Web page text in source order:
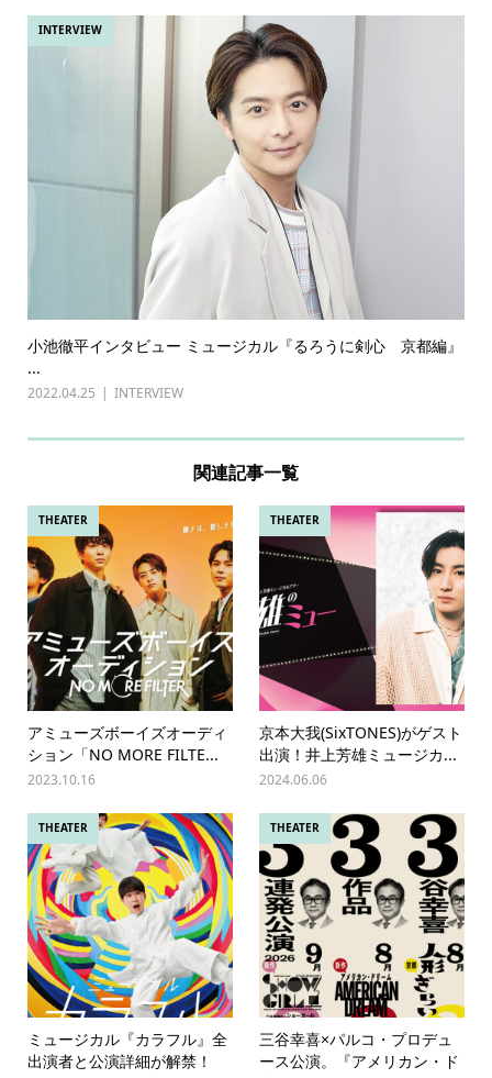
INTERVIEW
小池徹平インタビュー ミュージカル『るろうに剣心 京都編』
...
2022.04.25 INTERVIEW
関連記事一覧
THEATER
アミューズボーイズオーディ
ション「NO MORE FILTE...
2023.10.16
THEATER
京本大我(SixTONES)がゲスト
出演！井上芳雄ミュージカ...
2024.06.06
THEATER
ミュージカル『カラフル』全
出演者と公演詳細が解禁！
THEATER
三谷幸喜×パルコ・プロデュ
ース公演。『アメリカン・ド